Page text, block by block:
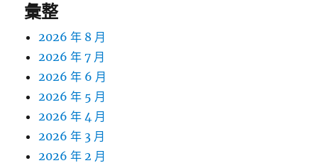
彙整
2026 年 8 月
2026 年 7 月
2026 年 6 月
2026 年 5 月
2026 年 4 月
2026 年 3 月
2026 年 2 月